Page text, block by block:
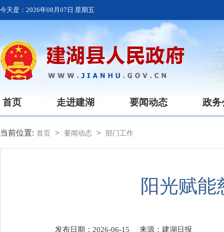
今天是： 2026年08月07日 星期五
首页 走进建湖 要闻动态 政务
当前位置: 首页 > 要闻动态 > 部门工作
阳光赋
发布日期：2026-06-15 来源： 建湖日报